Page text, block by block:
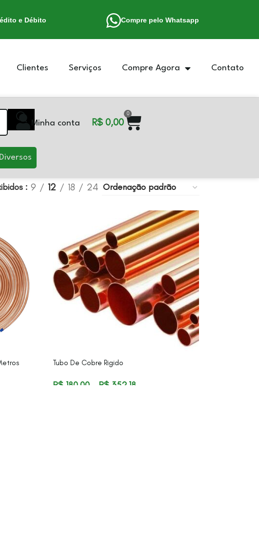
e Débito Compre pelo Whatsapp
Clientes Serviços Compre Agora Contato
Minha conta R$ 0,00
0
Diversos
9 12 18 24
Tubo De Cobre Rigido
R$180,00 R$352,18